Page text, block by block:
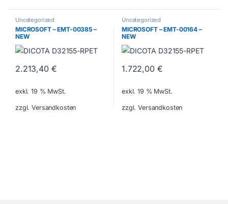
Uncategorized
MICROSOFT – EMT-00385 –
NEW
2.213,40 €
exkl. 19 % MwSt.
zzgl. Versandkosten
Uncategorized
MICROSOFT – EMT-00164 –
NEW
1.722,00 €
exkl. 19 % MwSt.
zzgl. Versandkosten